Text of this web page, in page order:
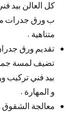
كل العالن بيد
ب ورق جدرات
متناهية .
تقديم ورق
تضيف لمسة
بيد فني تركيب
و المهارة .
معالجة الشقوق